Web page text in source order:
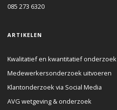
085 273 6320
ARTIKELEN
Kwalitatief en kwantitatief onderzoek
Medewerkersonderzoek uitvoeren
Klantonderzoek via Social Media
AVG wetgeving & onderzoek